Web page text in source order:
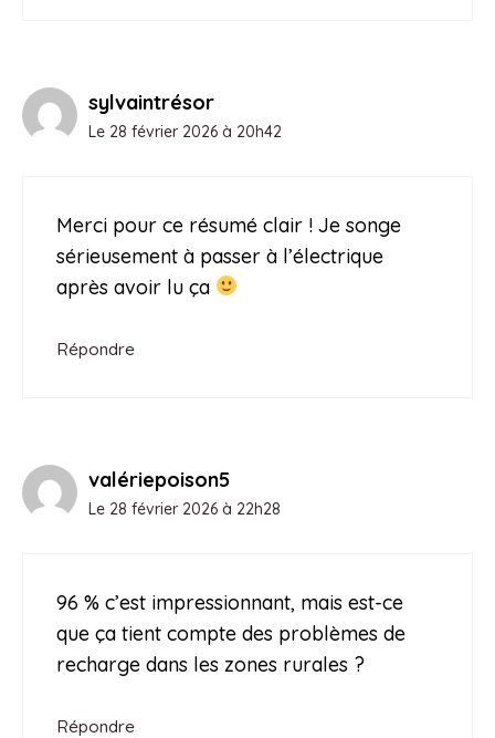
sylvaintrésor
Le 28 février 2026 à 20h42
Merci pour ce résumé clair ! Je songe
sérieusement à passer à l’électrique
après avoir lu ça
Répondre
valériepoison5
Le 28 février 2026 à 22h28
96 % c’est impressionnant, mais est-ce
que ça tient compte des problèmes de
recharge dans les zones rurales ?
Répondre